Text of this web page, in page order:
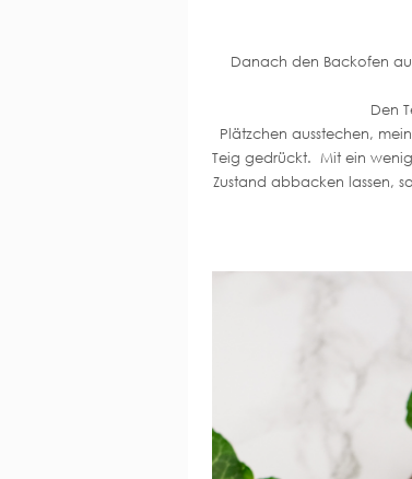
Danach den Backofen
Den
Plätzchen ausstechen,
Teig gedrückt. Mit ein
Zustand abbacken lassen,